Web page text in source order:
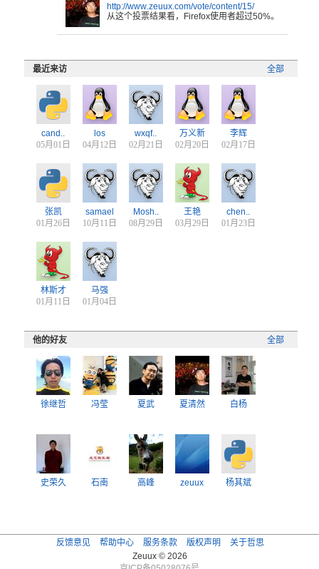
http://www.zeuux.com/vote/content/15/
从这个投票结果看，Firefox使用者超过50%。
全部
最近来访
cand..
05月01日
los
04月12日
wxqf..
02月21日
万义新
02月20日
李辉
02月17日
张凯
01月26日
samael
10月11日
Mosh..
08月29日
王艳
03月29日
chen..
01月23日
林斯才
01月11日
马强
01月04日
全部
他的好友
徐继哲 冯莹 夏武 夏清然 白杨
史荣久 石南 高峰 zeuux 杨其斌
反馈意见 帮助中心 服务条款 版权声明
关于哲思
Zeuux © 2026